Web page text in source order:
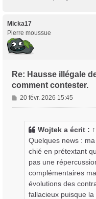
Micka17
Pierre moussue
Re: Hausse illégale
comment contester.
M
e
20 févr. 2026 15:45
Wojtek a écrit : ↑
Quelques news :
chié en prétextant
pas une
complémentaires
évolutions des
fallacieux puisque